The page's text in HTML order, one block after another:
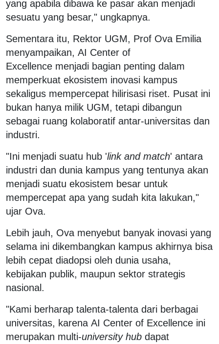
yang apabila dibawa ke pasar akan menjadi
sesuatu yang besar," ungkapnya.
Sementara itu, Rektor UGM, Prof Ova Emilia
menyampaikan, AI Center of
Excellence menjadi bagian penting dalam
memperkuat ekosistem inovasi kampus
sekaligus mempercepat hilirisasi riset. Pusat ini
bukan hanya milik UGM, tetapi dibangun
sebagai ruang kolaboratif antar-universitas dan
industri.
"Ini menjadi suatu hub 'link and match' antara
industri dan dunia kampus yang tentunya akan
menjadi suatu ekosistem besar untuk
mempercepat apa yang sudah kita lakukan,"
ujar Ova.
Lebih jauh, Ova menyebut banyak inovasi yang
selama ini dikembangkan kampus akhirnya bisa
lebih cepat diadopsi oleh dunia usaha,
kebijakan publik, maupun sektor strategis
nasional.
"Kami berharap talenta-talenta dari berbagai
universitas, karena AI Center of Excellence ini
merupakan multi-university hub dapat